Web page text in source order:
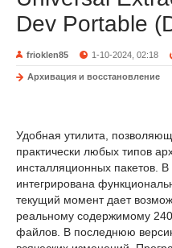
Dev Portable
frioklen85 1-10-2024, 02:18
Архивация и восстановление
Удобная утилита,
практически любых типов
инсталляционных пакетов.
интегрирована
текущий момент дает
реальному содержимому
файлов. В последнюю